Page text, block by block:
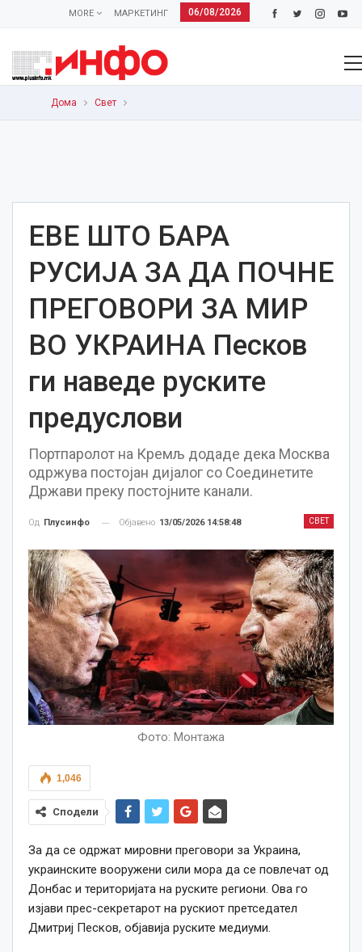
06/08/2026
МАРКЕТИНГ
MORE
Дома Свет
ЕВЕ ШТО БАРА
РУСИЈА ЗА ДА ПОЧНЕ
ПРЕГОВОРИ ЗА МИР
ВО УКРАИНА Песков
ги наведе руските
предуслови
Портпаролот на Кремљ додаде дека Москва
одржува постојан дијалог со Соединетите
Држави преку постојните канали.
СВЕТ
Од Плусинфо Објавено 13/05/2026 14:58:48
Фото: Монтажа
1,046
Сподели
За да се одржат мировни преговори за Украина,
украинските вооружени сили мора да се повлечат од
Донбас и територијата на руските региони. Ова го
изјави прес-секретарот на рускиот претседател
Дмитриј Песков, објавија руските медиуми.